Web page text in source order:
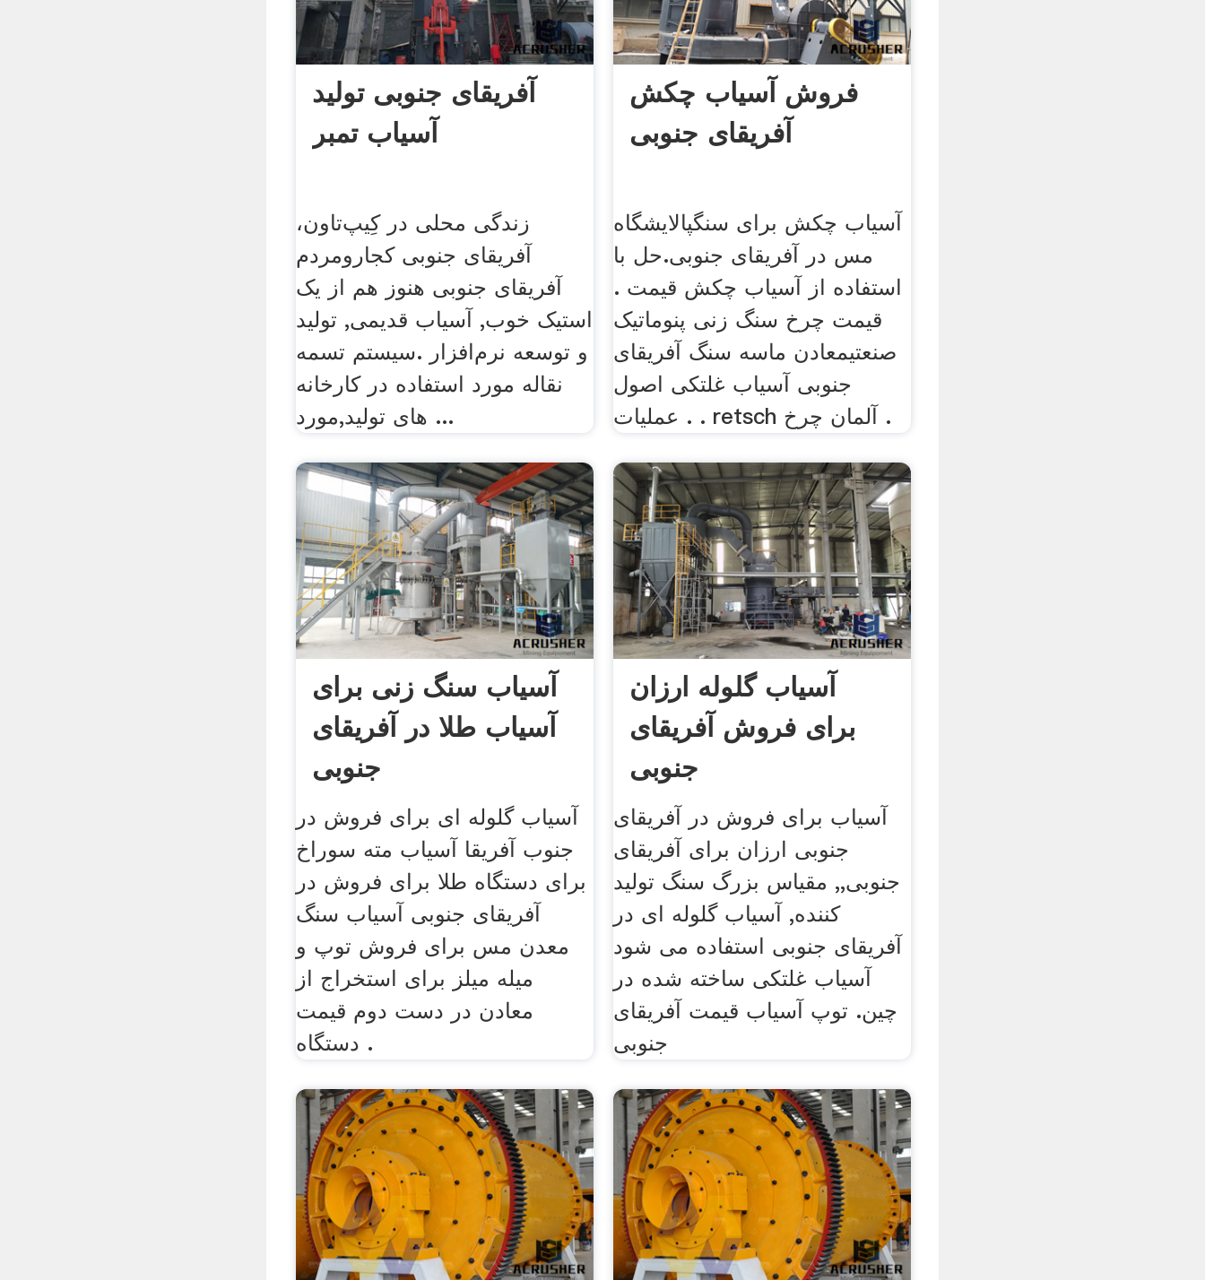
آفریقای جنوبی تولید
آسیاب تمبر
زندگی محلی در کِیپ‌تاون،
آفریقای جنوبی کجارومردم
آفریقای جنوبی هنوز هم از یک
استیک خوب, آسیاب قدیمی, تولید
و توسعه نرم‌افزار .سیستم تسمه
نقاله مورد استفاده در کارخانه
های تولید,مورد ...
فروش آسیاب چکش
آفریقای جنوبی
آسیاب چکش برای سنگپالایشگاه
مس در آفریقای جنوبی.حل با
استفاده از آسیاب چکش قیمت .
‌قیمت چرخ سنگ زنی پنوماتیک
صنعتیمعادن ماسه سنگ آفریقای
جنوبی آسیاب غلتکی اصول
عملیات . . retsch آلمان چرخ .
آسیاب سنگ زنی برای
آسیاب طلا در آفریقای
جنوبی
آسیاب گلوله ای برای فروش در
جنوب آفریقا آسیاب مته سوراخ
برای دستگاه طلا برای فروش در
آفریقای جنوبی آسیاب سنگ
معدن مس برای فروش توپ و
میله میلز برای استخراج از
معادن در دست دوم قیمت
دستگاه .
آسیاب گلوله ارزان
برای فروش آفریقای
جنوبی
آسیاب برای فروش در آفریقای
جنوبی ارزان برای آفریقای
جنوبی,, مقیاس بزرگ سنگ تولید
کننده, آسیاب گلوله ای در
آفریقای جنوبی استفاده می شود
آسیاب غلتکی ساخته شده در
چین. توپ آسیاب قیمت آفریقای
جنوبی